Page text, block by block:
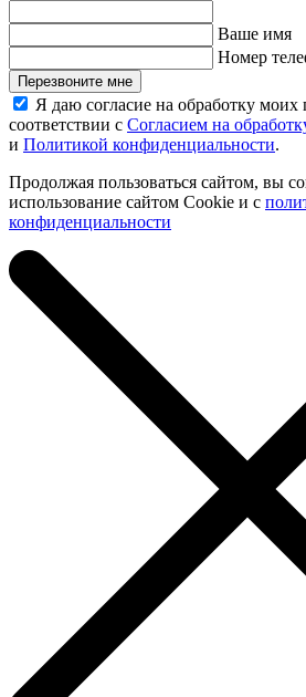
Ваше имя
Номер
Перезвоните мне
Я даю согласие на обработку
соответствии с Согласием на
и Политикой конфиденциальности.
Продолжая пользоваться сайтом, вы
использование сайтом Cookie и с
конфиденциальности